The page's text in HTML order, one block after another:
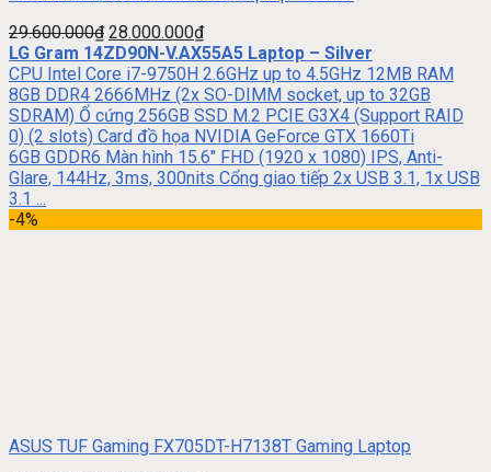
29.600.000₫ 28.000.000₫
LG Gram 14ZD90N-V.AX55A5 Laptop – Silver
CPU Intel Core i7-9750H 2.6GHz up to 4.5GHz 12MB RAM
8GB DDR4 2666MHz (2x SO-DIMM socket, up to 32GB
SDRAM) Ổ cứng 256GB SSD M.2 PCIE G3X4 (Support RAID
0) (2 slots) Card đồ họa NVIDIA GeForce GTX 1660Ti
6GB GDDR6 Màn hình 15.6″ FHD (1920 x 1080) IPS, Anti-
Glare, 144Hz, 3ms, 300nits Cổng giao tiếp 2x USB 3.1, 1x USB
3.1 ...
-4%
ASUS TUF Gaming FX705DT-H7138T Gaming Laptop